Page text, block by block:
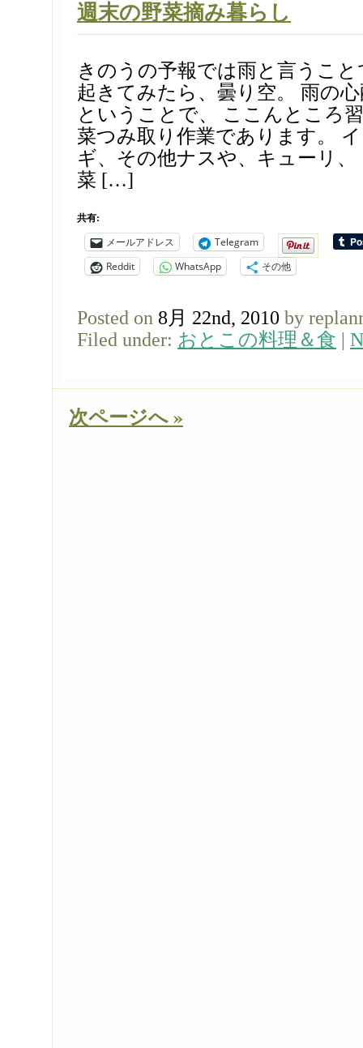
週末の野菜摘み暮らし
きのうの予報では雨と言うこ
起きてみたら、曇り空。 雨の
ということで、 ここんところ
菜つみ取り作業であります。
ギ、その他ナスや、キューリ
菜 […]
共有:
メールアドレス
Telegram
Reddit
WhatsApp その他
Posted on 8月 22nd, 2010 by
Filed under: おとこの料理＆食 |
次ページへ »